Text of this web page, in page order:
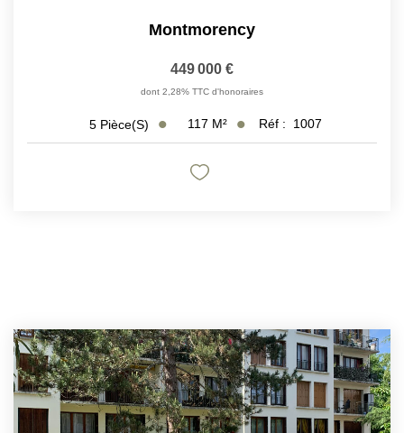
Montmorency
449 000 €
dont 2,28% TTC d'honoraires
5 Pièce(s) 117 M² Réf : 1007